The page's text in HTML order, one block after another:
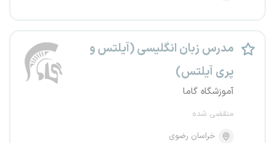
مدرس زبان انگلیسی (آیلتس و
پری آیلتس)
آموزشگاه گاما
منقضی شده
خراسان رضوی